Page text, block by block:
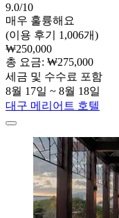
9.0/10
매우 훌륭해요
(이용 후기 1,006개)
₩250,000
총 요금: ₩275,000
세금 및 수수료 포함
8월 17일 ~ 8월 18일
대구 메리어트 호텔